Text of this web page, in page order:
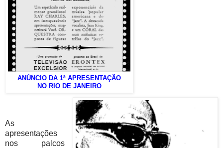
ANÚNCIO DA 1ª APRESENTAÇÃO
NO RIO DE JANEIRO
As
apresentações
nos palcos